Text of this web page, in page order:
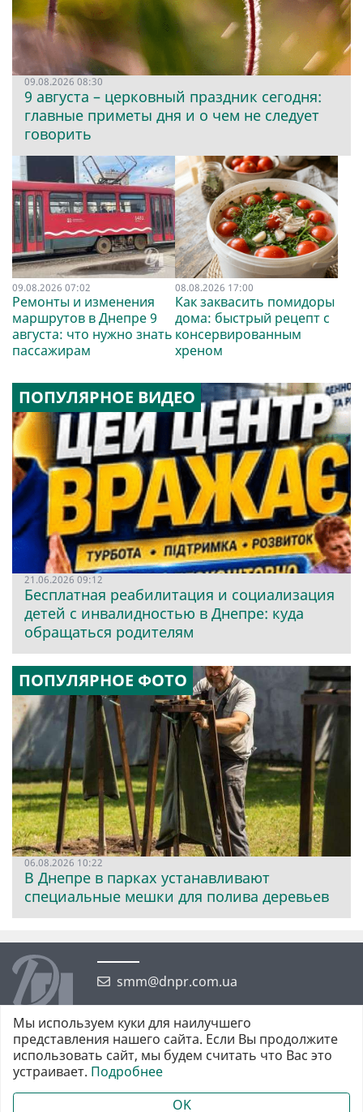
09.08.2026 08:30
9 августа – церковный праздник сегодня:
главные приметы дня и о чем не следует
говорить
09.08.2026 07:02
Ремонты и изменения
маршрутов в Днепре 9
августа: что нужно знать
пассажирам
08.08.2026 17:00
Как заквасить помидоры
дома: быстрый рецепт с
консервированным
хреном
ПОПУЛЯРНОЕ ВИДЕО
21.06.2026 09:12
Бесплатная реабилитация и социализация
детей с инвалидностью в Днепре: куда
обращаться родителям
ПОПУЛЯРНОЕ ФОТО
06.08.2026 10:22
В Днепре в парках устанавливают
специальные мешки для полива деревьев
smm@dnpr.com.ua
©2026 https://dnpr.com.ua Дніпровська порадниця
Всі права захищені. При повному або частковому використанні
матеріалів обов'язкове активне гіперпосилання у першому абзаці.
Мы используем куки для наилучшего
представления нашего сайта. Если Вы продолжите
использовать сайт, мы будем считать что Вас это
устраивает. Подробнее
OK